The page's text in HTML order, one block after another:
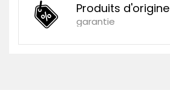
Produits d'origine
garantie